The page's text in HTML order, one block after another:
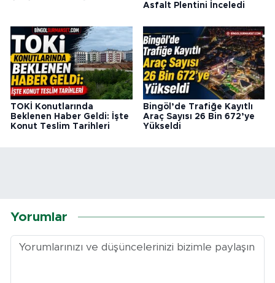
Asfalt Plentini İnceledi
TOKİ Konutlarında
Beklenen Haber Geldi: İşte
Konut Teslim Tarihleri
Bingöl’de Trafiğe Kayıtlı
Araç Sayısı 26 Bin 672’ye
Yükseldi
Yorumlar